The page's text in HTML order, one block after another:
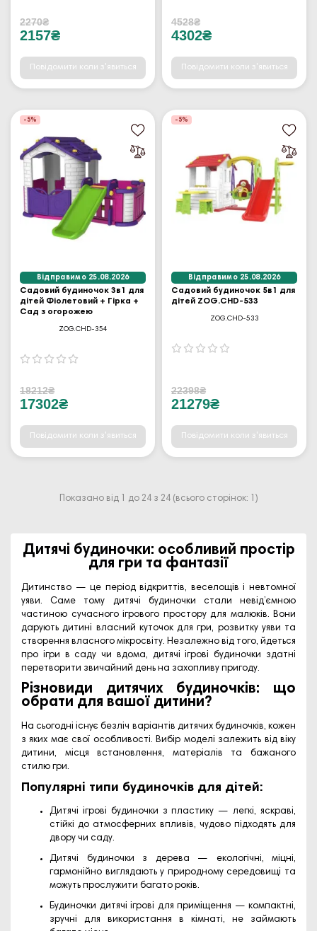
2270₴
2157₴
Повідомити коли з'явиться
4528₴
4302₴
Повідомити коли з'явиться
-5%
Відправимо 25.08.2026
Садовий будиночок 3в1 для
дітей Фіолетовий + Гірка +
Сад з огорожею
ZOG.CHD-354
18212₴
17302₴
Повідомити коли з'явиться
-5%
Відправимо 25.08.2026
Садовий будиночок 5в1 для
дітей ZOG.CHD-533
ZOG.CHD-533
22398₴
21279₴
Повідомити коли з'явиться
Показано від 1 до 24 з 24 (всього сторінок: 1)
Дитячі будиночки: особливий простір
для гри та фантазії
Дитинство — це період відкриттів, веселощів і невтомної
уяви. Саме тому дитячі будиночки стали невід’ємною
частиною сучасного ігрового простору для малюків. Вони
дарують дитині власний куточок для гри, розвитку уяви та
створення власного мікросвіту. Незалежно від того, йдеться
про ігри в саду чи вдома, дитячі ігрові будиночки здатні
перетворити звичайний день на захопливу пригоду.
Різновиди дитячих будиночків: що
обрати для вашої дитини?
На сьогодні існує безліч варіантів дитячих будиночків, кожен
з яких має свої особливості. Вибір моделі залежить від віку
дитини, місця встановлення, матеріалів та бажаного
стилю гри.
Популярні типи будиночків для дітей:
Дитячі ігрові будиночки з пластику — легкі, яскраві,
стійкі до атмосферних впливів, чудово підходять для
двору чи саду.
Дитячі будиночки з дерева — екологічні, міцні,
гармонійно виглядають у природному середовищі та
можуть прослужити багато років.
Будиночки дитячі ігрові для приміщення — компактні,
зручні для використання в кімнаті, не займають